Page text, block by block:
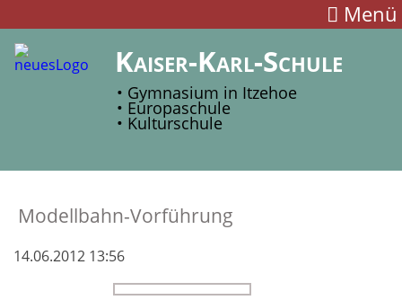
Menü
Kaiser-Karl-Schule
• Gymnasium in Itzehoe
• Europaschule
• Kulturschule
Modellbahn-Vorführung
14.06.2012 13:56